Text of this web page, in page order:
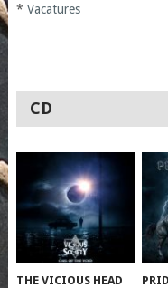
* Vacatures
CD
THE VICIOUS HEAD